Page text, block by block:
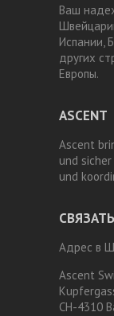
Ваш
Испании,
других
Европы.
ASCENT
Ascent
und
und
Адрес в
Ascent
CH-4310